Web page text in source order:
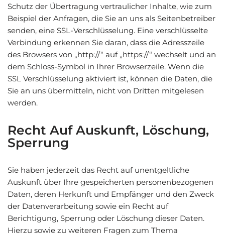
Schutz der Übertragung vertraulicher Inhalte, wie zum
Beispiel der Anfragen, die Sie an uns als Seitenbetreiber
senden, eine SSL-Verschlüsselung. Eine verschlüsselte
Verbindung erkennen Sie daran, dass die Adresszeile
des Browsers von „http://“ auf „https://“ wechselt und an
dem Schloss-Symbol in Ihrer Browserzeile. Wenn die
SSL Verschlüsselung aktiviert ist, können die Daten, die
Sie an uns übermitteln, nicht von Dritten mitgelesen
werden.
Recht Auf Auskunft, Löschung,
Sperrung
Sie haben jederzeit das Recht auf unentgeltliche
Auskunft über Ihre gespeicherten personenbezogenen
Daten, deren Herkunft und Empfänger und den Zweck
der Datenverarbeitung sowie ein Recht auf
Berichtigung, Sperrung oder Löschung dieser Daten.
Hierzu sowie zu weiteren Fragen zum Thema